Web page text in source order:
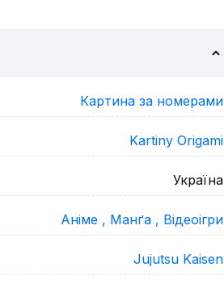
Картина за номерами
Kartiny Origami
Україна
Аніме , Манґа , Відеоігри
Jujutsu Kaisen